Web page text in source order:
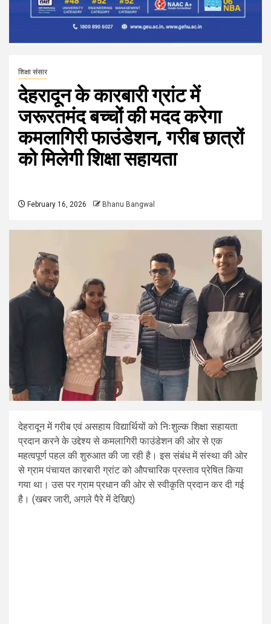
शिक्षा संसार
देहरादून के कारबारी ग्रांट में
जरूरतमंद बच्चों की मदद करेगा
कमलागिरी फाउंडेशन, गरीब छात्रों
को मिलेगी शिक्षा सहायता
February 16, 2026 Bhanu Bangwal
देहरादून में गरीब एवं असहाय विद्यार्थियों को निःशुल्क शिक्षा सहायता
प्रदान करने के उद्देश्य से कमलागिरी फाउंडेशन की ओर से एक
महत्वपूर्ण पहल की शुरुआत की जा रही है। इस संबंध में संस्था की ओर
से ग्राम पंचायत कारबारी ग्रांट को औपचारिक प्रस्ताव प्रेषित किया
गया था। उस पर ग्राम प्रधान की ओर से स्वीकृति प्रदान कर दी गई
है। (खबर जारी, अगले पैरे में देखिए)